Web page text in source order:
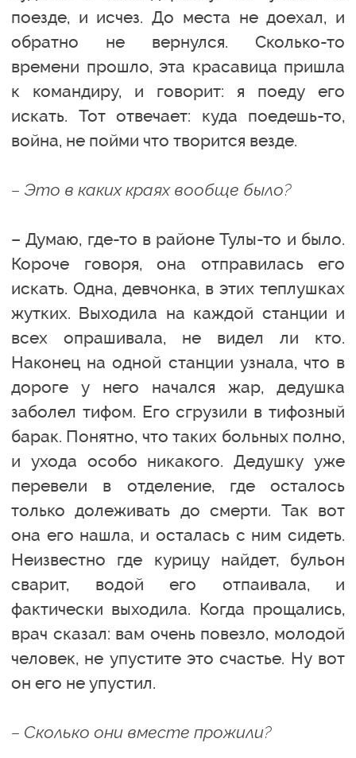
поезде, и исчез. До места не доехал, и
обратно не вернулся. Сколько-то
времени прошло, эта красавица пришла
к командиру, и говорит: я поеду его
искать. Тот отвечает: куда поедешь-то,
война, не пойми что творится везде.
– Это в каких краях вообще было?
– Думаю, где-то в районе Тулы-то и было.
Короче говоря, она отправилась его
искать. Одна, девчонка, в этих теплушках
жутких. Выходила на каждой станции и
всех опрашивала, не видел ли кто.
Наконец на одной станции узнала, что в
дороге у него начался жар, дедушка
заболел тифом. Его сгрузили в тифозный
барак. Понятно, что таких больных полно,
и ухода особо никакого. Дедушку уже
перевели в отделение, где осталось
только долеживать до смерти. Так вот
она его нашла, и осталась с ним сидеть.
Неизвестно где курицу найдет, бульон
сварит, водой его отпаивала, и
фактически выходила. Когда прощались,
врач сказал: вам очень повезло, молодой
человек, не упустите это счастье. Ну вот
он его не упустил.
– Сколько они вместе прожили?